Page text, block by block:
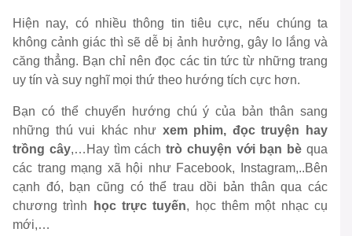
Hiện nay, có nhiều thông tin tiêu cực, nếu chúng ta
không cảnh giác thì sẽ dễ bị ảnh hưởng, gây lo lắng và
căng thẳng. Bạn chỉ nên đọc các tin tức từ những trang
uy tín và suy nghĩ mọi thứ theo hướng tích cực hơn.
Bạn có thể chuyển hướng chú ý của bản thân sang
những thú vui khác như xem phim, đọc truyện hay
trồng cây,…Hay tìm cách trò chuyện với bạn bè qua
các trang mạng xã hội như Facebook, Instagram,..Bên
cạnh đó, bạn cũng có thể trau dồi bản thân qua các
chương trình
học trực tuyến, học thêm một nhạc cụ
mới,…